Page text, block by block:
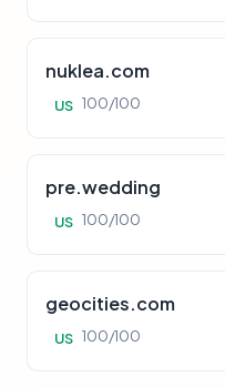
nuklea.com
US 100/100
pre.wedding
US 100/100
geocities.com
US 100/100